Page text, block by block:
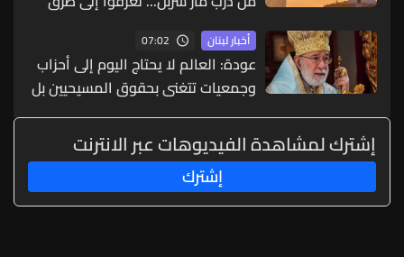
التبرّع من لبنان وأميركا وكندا وأستراليا
وأوروبا
أخبار لبنان 07:02
عودة: العالم لا يحتاج اليوم إلى أحزاب
وجمعيات تتغنى بحقوق المسيحيين بل
إلى مسؤولين وقادة
إشترك لمشاهدة الفيديوهات عبر الانترنت
إشترك